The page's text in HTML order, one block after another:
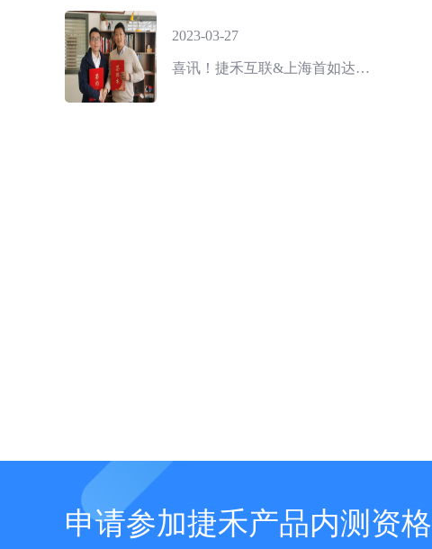
2023-03-27
喜讯！捷禾互联&上海首如达成战略合作 | 共同推动工业企业管理数字化进程
申请参加捷禾产品内测资格